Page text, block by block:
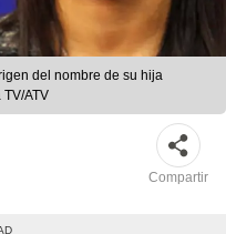
del nombre de su hija
ATV
Compartir